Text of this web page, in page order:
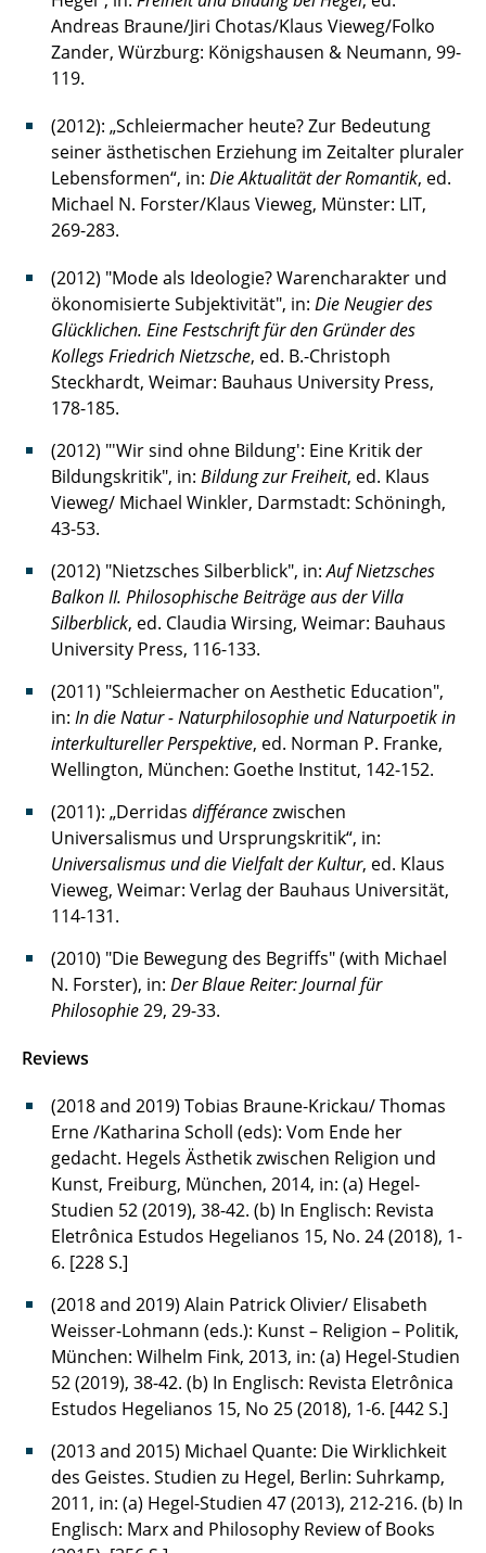
Andreas Braune/Jiri Chotas/Klaus Vieweg/Folko
Zander, Würzburg: Königshausen & Neumann, 99-
119.
(2012): „Schleiermacher heute? Zur Bedeutung
seiner ästhetischen Erziehung im Zeitalter pluraler
Lebensformen“, in: DieAktualität der Romantik, ed.
Michael N. Forster/Klaus Vieweg, Münster: LIT,
269-283.
(2012) "Mode als Ideologie? Warencharakter und
ökonomisierte Subjektivität", in: Die Neugier des
Glücklichen. Eine Festschrift für den Gründer des
Kollegs Friedrich Nietzsche, ed. B.-Christoph
Steckhardt, Weimar: Bauhaus University Press,
178-185.
(2012) "'Wir sind ohne Bildung': Eine Kritik der
Bildungskritik", in: Bildung zur Freiheit, ed. Klaus
Vieweg/ Michael Winkler, Darmstadt: Schöningh,
43-53.
(2012) "Nietzsches Silberblick", in:Auf Nietzsches
Balkon II. Philosophische Beiträge aus der Villa
Silberblick, ed. Claudia Wirsing, Weimar: Bauhaus
University Press, 116-133.
(2011) "Schleiermacher on Aesthetic Education",
in: In die Natur - Naturphilosophie und Naturpoetik in
interkultureller Perspektive, ed. Norman P. Franke,
Wellington, München: Goethe Institut, 142-152.
(2011): „Derridas différancezwischen
Universalismus und Ursprungskritik“, in:
Universalismus und die Vielfalt der Kultur, ed. Klaus
Vieweg, Weimar: Verlag der Bauhaus Universität,
114-131.
(2010) "Die Bewegung des Begriffs" (with Michael
N. Forster), in: Der Blaue Reiter: Journal für
Philosophie29, 29-33.
Reviews
(2018 and 2019) Tobias Braune-Krickau/ Thomas
Erne /Katharina Scholl (eds): Vom Ende her
gedacht. Hegels Ästhetik zwischen Religion und
Kunst, Freiburg, München, 2014, in: (a) Hegel-
Studien 52 (2019), 38-42. (b) In Englisch: Revista
Eletrônica Estudos Hegelianos 15, No. 24 (2018), 1-
6. [228 S.]
(2018 and 2019) Alain Patrick Olivier/ Elisabeth
Weisser-Lohmann (eds.): Kunst – Religion – Politik,
München: Wilhelm Fink, 2013, in: (a) Hegel-Studien
52 (2019), 38-42. (b) In Englisch: Revista Eletrônica
Estudos Hegelianos 15, No 25 (2018), 1-6. [442 S.]
(2013 and 2015) Michael Quante: Die Wirklichkeit
des Geistes. Studien zu Hegel, Berlin: Suhrkamp,
2011, in: (a) Hegel-Studien 47 (2013), 212-216. (b) In
Englisch: Marx and Philosophy Review of Books